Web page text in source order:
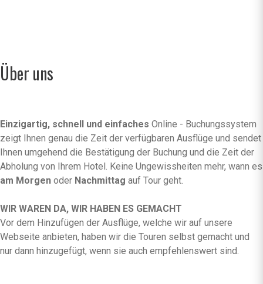
Über uns
Einzigartig, schnell und einfaches Online - Buchungssystem
zeigt Ihnen genau die Zeit der verfügbaren Ausflüge und sendet
Ihnen umgehend die Bestätigung der Buchung und die Zeit der
Abholung von Ihrem Hotel. Keine Ungewissheiten mehr, wann es
am Morgen oder Nachmittag auf Tour geht.
WIR WAREN DA, WIR HABEN ES GEMACHT
Vor dem Hinzufügen der Ausflüge, welche wir auf unsere
Webseite anbieten, haben wir die Touren selbst gemacht und
nur dann hinzugefügt, wenn sie auch empfehlenswert sind.